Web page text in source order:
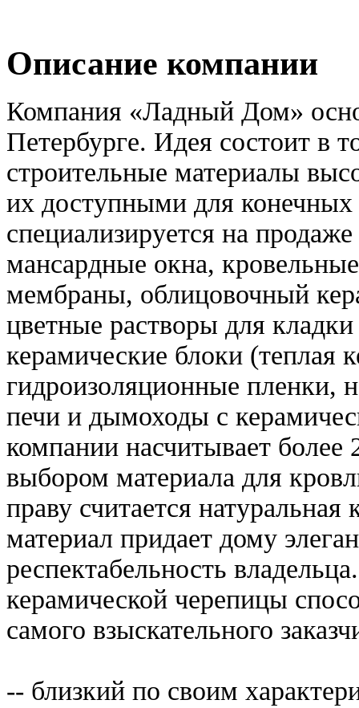
Описание компании
Компания «Ладный Дом»
Петербурге. Идея состоит в
строительные материалы
их доступными для
специализируется на
мансардные окна,
мембраны, облицовочный
цветные растворы для
керамические блоки (теплая
гидроизоляционные пленки,
печи и дымоходы с
компании насчитывает
выбором материала для
праву считается
материал придает дому
респектабельность
керамической черепицы
самого взыскательного
-- близкий по своим